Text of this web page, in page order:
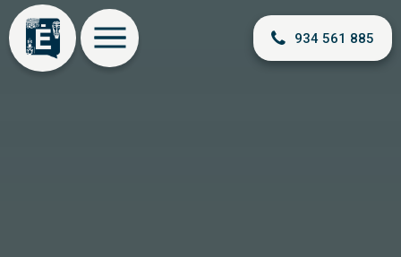
934 561 885